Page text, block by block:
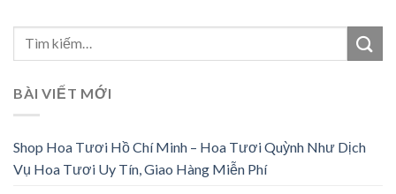
BÀI VIẾT MỚI
Shop Hoa Tươi Hồ Chí Minh – Hoa Tươi Quỳnh Như Dịch
Vụ Hoa Tươi Uy Tín, Giao Hàng Miễn Phí